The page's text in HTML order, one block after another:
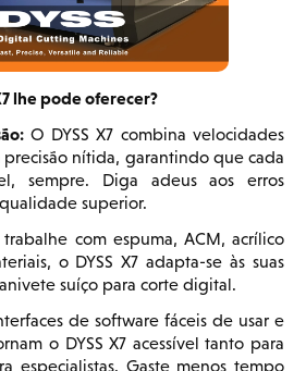
lhe pode oferecer?
O DYSS X7 combina velocidades
nítida, garantindo que cada
sempre. Diga adeus aos erros
superior.
com espuma, ACM, acrílico
o DYSS X7 adapta-se às suas
suíço para corte digital.
de software fáceis de usar e
o DYSS X7 acessível tanto para
especialistas. Gaste menos tempo